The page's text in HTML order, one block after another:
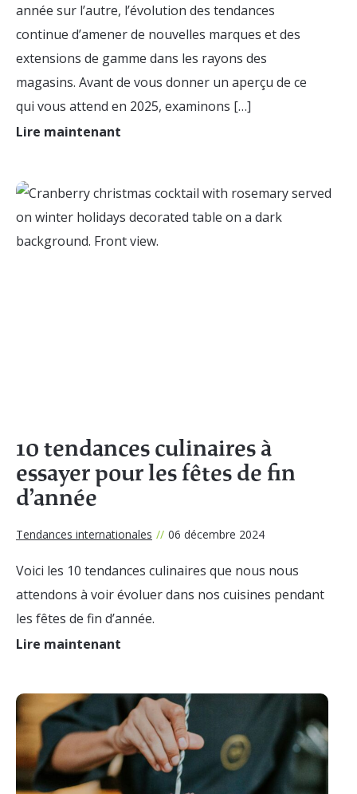
année sur l’autre, l’évolution des tendances
continue d’amener de nouvelles marques et des
extensions de gamme dans les rayons des
magasins. Avant de vous donner un aperçu de ce
qui vous attend en 2025, examinons […]
Lire maintenant
10 tendances culinaires à
essayer pour les fêtes de fin
d’année
Tendances internationales // 06 décembre 2024
Voici les 10 tendances culinaires que nous nous
attendons à voir évoluer dans nos cuisines pendant
les fêtes de fin d’année.
Lire maintenant